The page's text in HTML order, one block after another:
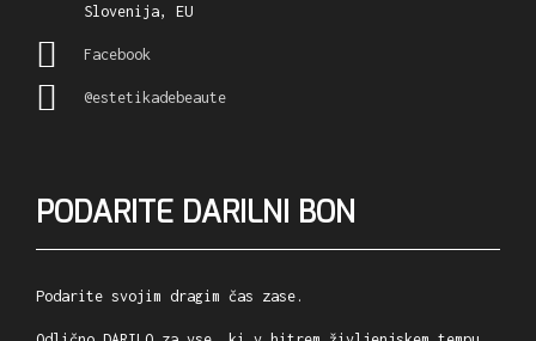
Slovenija, EU
Facebook
@estetikadebeaute
PODARITE DARILNI BON
Podarite svojim dragim čas zase.